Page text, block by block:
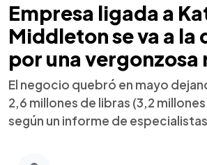
Empresa ligada a
Middleton se va a la
por una vergonzosa
El negocio quebró en mayo
2,6 millones de libras (3,2
según un informe de